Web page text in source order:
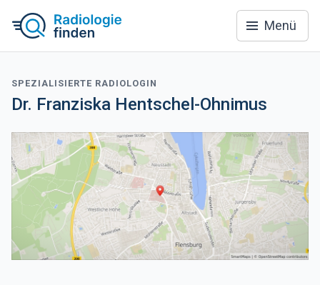
Menü
SPEZIALISIERTE RADIOLOGIN
Dr. Franziska Hentschel-Ohnimus